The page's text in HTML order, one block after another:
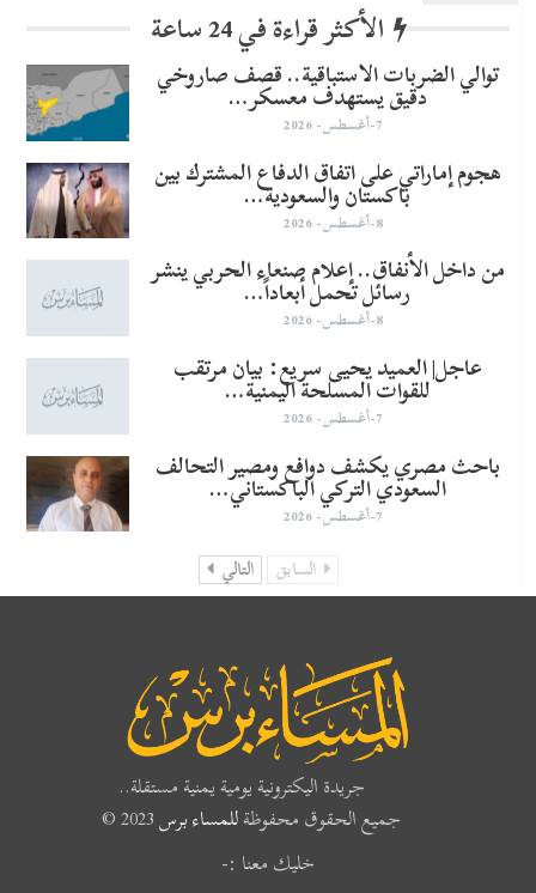
الأكثر قراءة في 24 ساعة
توالي الضربات الاستباقية.. قصف صاروخي
دقيق يستهدف معسكر…
7-أغسطس- 2026
هجوم إماراتي على اتفاق الدفاع المشترك بين
باكستان والسعودية…
8-أغسطس- 2026
من داخل الأنفاق.. إعلام صنعاء الحربي ينشر
رسائل تحمل أبعاداً…
8-أغسطس- 2026
عاجل| العميد يحيى سريع: بيان مرتقب
للقوات المسلحة اليمنية…
7-أغسطس- 2026
باحث مصري يكشف دوافع ومصير التحالف
السعودي التركي الباكستاني…
7-أغسطس- 2026
السابق التالي
جريدة اليكترونية يومية يمنية مستقلة..
جميع الحقوق محفوظةللمساء برس
خليك معنا :-